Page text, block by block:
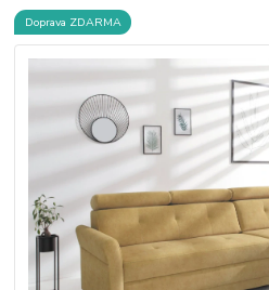
Doprava ZDARMA